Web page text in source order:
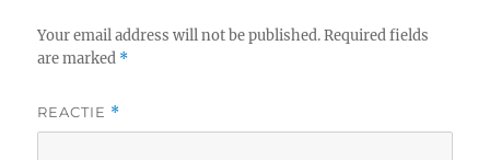
Your email address will not be published. Required fields
are marked *
REACTIE *